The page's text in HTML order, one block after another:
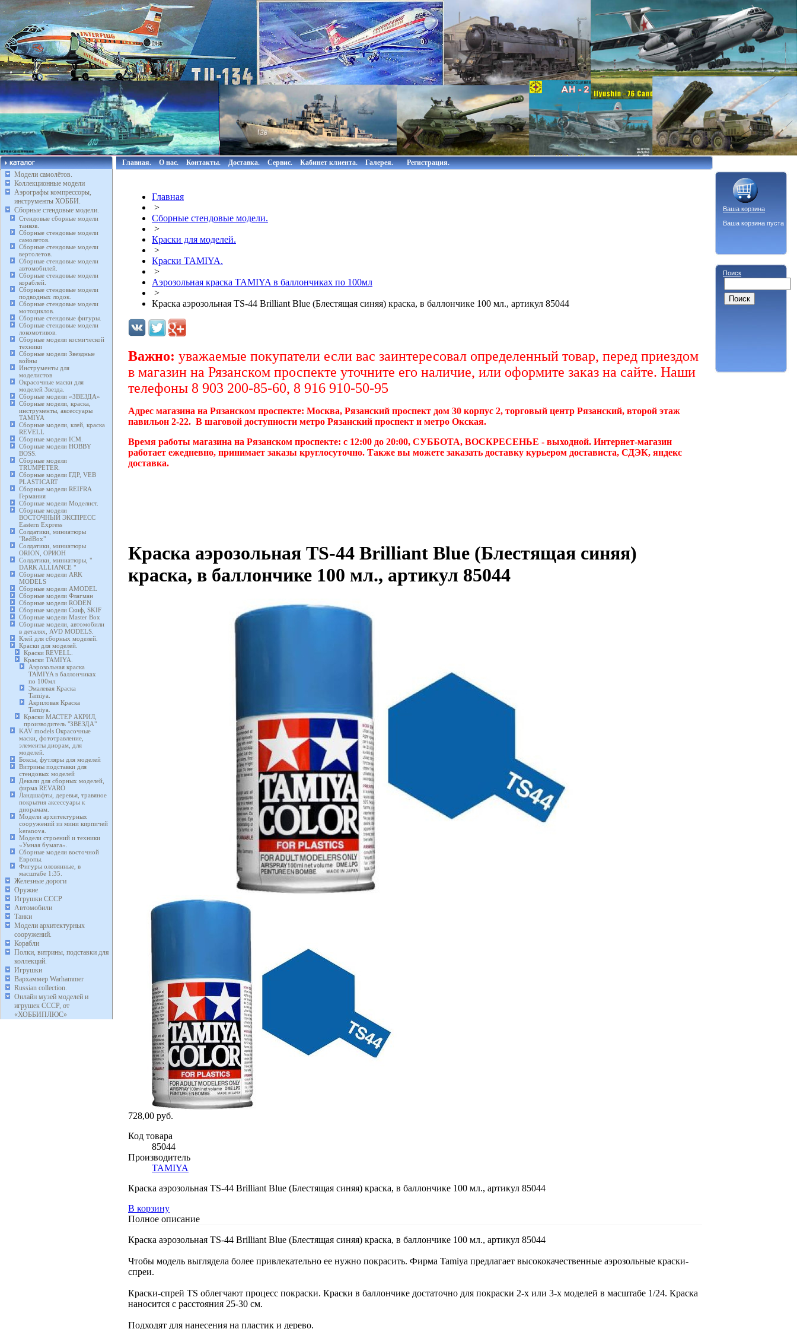
Модели самолётов.
Коллекционные модели
Аэрографы компрессоры,
инструменты ХОББИ.
Сборные стендовые модели.
Стендовые сборные модели
танков.
Сборные стендовые модели
самолетов.
Сборные стендовые модели
вертолетов.
Сборные стендовые модели
автомобилей.
Сборные стендовые модели
кораблей.
Сборные стендовые модели
подводных лодок.
Сборные стендовые модели
мотоциклов.
Сборные стендовые фигуры.
Сборные стендовые модели
локомотивов.
Сборные модели космической
техники
Сборные модели Звездные
войны
Инструменты для
моделистов
Окрасочные маски для
моделей Звезда.
Сборные модели «ЗВЕЗДА»
Сборные модели, краска,
инструменты, аксессуары
TAMIYA
Сборные модели, клей, краска
REVELL
Сборные модели ICM.
Сборные модели HOBBY
BOSS.
Сборные модели
TRUMPETER.
Сборные модели ГДР, VEB
PLASTICART
Сборные модели REIFRA
Германия
Сборные модели Моделист.
Сборные модели
ВОСТОЧНЫЙ ЭКСПРЕСС
Eastern Express
Солдатики, миниатюры
"RedBox"
Солдатики, миниатюры
ORION, ОРИОН
Солдатики, миниатюры, "
DARK ALLIANCE "
Сборные модели ARK
MODELS
Сборные модели AMODEL
Сборные модели Флагман
Сборные модели RODEN
Сборные модели Скиф, SKIF
Сборные модели Master Box
Сборные модели, автомобили
в деталях, AVD MODELS.
Клей для сборных моделей.
Краски для моделей.
Краски REVELL.
Краски TAMIYA.
Аэрозольная краска
TAMIYA в баллончиках
по 100мл
Эмалевая Краска
Tamiya.
Акриловая Краска
Tamiya.
Краски МАСТЕР АКРИЛ,
производитель "ЗВЕЗДА"
KAV models Окрасочные
маски, фототравление,
элементы диорам, для
моделей.
Боксы, футляры для моделей
Витрины подставки для
стендовых моделей
Декали для сборных моделей,
фирма REVARO
Ландшафты, деревья, травяное
покрытия аксессуары к
диорамам.
Модели архитектурных
сооружений из мини кирпичей
keranova.
Модели строений и техники
«Умная бумага».
Сборные модели восточной
Европы.
Фигуры оловянные, в
масштабе 1:35.
Железные дороги
Оружие
Игрушки СССР
Автомобили
Танки
Модели архитектурных
сооружений.
Корабли
Полки, витрины, подставки для
коллекций.
Игрушки
Вархаммер Warhammer
Russian collection.
Онлайн музей моделей и
игрушек СССР, от
«ХОББИПЛЮС»
Главная. О нас. Контакты. Доставка. Сервис. Кабинет клиента. Галерея. Регистрация.
Главная
>
Сборные стендовые модели.
>
Краски для моделей.
>
Краски TAMIYA.
>
Аэрозольная краска TAMIYA в баллончиках по 100мл
>
Краска аэрозольная TS-44 Brilliant Blue (Блестящая синяя) краска, в баллончике 100 мл., артикул 85044
Важно: уважаемые покупатели если вас заинтересовал определенный товар, перед приездом
в магазин на Рязанском проспекте уточните его наличие, или оформите заказ на сайте. Наши
телефоны 8 903 200-85-60, 8 916 910-50-95
Адрес магазина на Рязанском проспекте: Москва, Рязанский проспект дом 30 корпус 2, торговый центр Рязанский, второй этаж
павильон 2-22. В шаговой доступности метро Рязанский проспект и метро Окская.
Время работы магазина на Рязанском проспекте: с 12:00 до 20:00, СУББОТА, ВОСКРЕСЕНЬЕ - выходной. Интернет-магазин
работает ежедневно, принимает заказы круглосуточно. Также вы можете заказать доставку курьером достависта, СДЭК, яндекс
доставка.
Краска аэрозольная TS-44 Brilliant Blue (Блестящая синяя)
краска, в баллончике 100 мл., артикул 85044
728,00 руб.
Код товара
85044
Производитель
TAMIYA
Краска аэрозольная TS-44 Brilliant Blue (Блестящая синяя) краска, в баллончике 100 мл., артикул 85044
В корзину
Полное описание
Краска аэрозольная TS-44 Brilliant Blue (Блестящая синяя) краска, в баллончике 100 мл., артикул 85044
Чтобы модель выглядела более привлекательно ее нужно покрасить. Фирма Tamiya предлагает высококачественные аэрозольные краски-
спреи.
Краски-спрей TS облегчают процесс покраски. Краски в баллончике достаточно для покраски 2-х или 3-х моделей в масштабе 1/24. Краска
наносится с расстояния 25-30 см.
Подходят для нанесения на пластик и дерево.
Ваша корзина
Ваша корзина пуста
Поиск